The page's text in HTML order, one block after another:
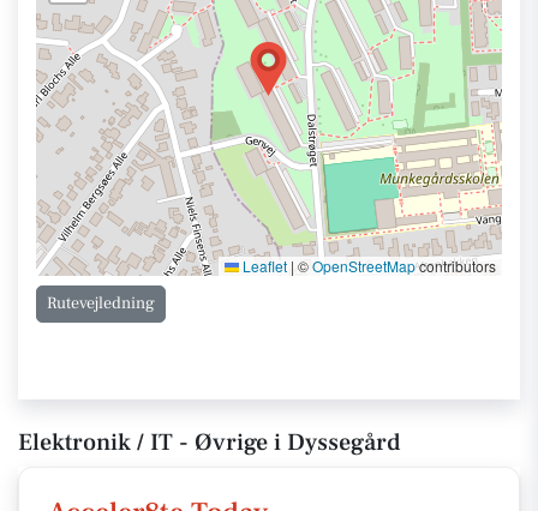
Leaflet | ©OpenStreetMapcontributors
Rutevejledning
Elektronik / IT - Øvrige i Dyssegård